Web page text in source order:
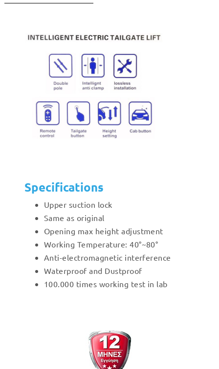
Specifications
Upper suction lock
Same as original
Opening max height adjustment
Working Temperature: 40°~80°
Anti-electromagnetic interference
Waterproof and Dustproof
100.000 times working test in lab